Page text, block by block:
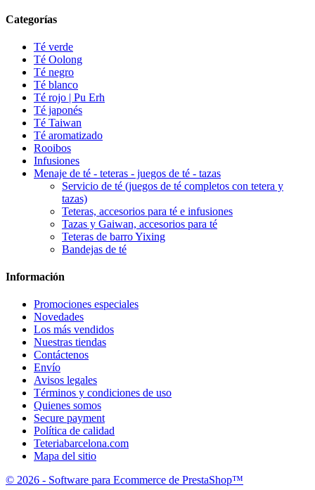
Categorías
Té verde
Té Oolong
Té negro
Té blanco
Té rojo | Pu Erh
Té japonés
Té Taiwan
Té aromatizado
Rooibos
Infusiones
Menaje de té - teteras - juegos de té - tazas
Servicio de té (juegos de té completos con tetera y
tazas)
Teteras, accesorios para té e infusiones
Tazas y Gaiwan, accesorios para té
Teteras de barro Yixing
Bandejas de té
Información
Promociones especiales
Novedades
Los más vendidos
Nuestras tiendas
Contáctenos
Envío
Avisos legales
Términos y condiciones de uso
Quienes somos
Secure payment
Política de calidad
Teteriabarcelona.com
Mapa del sitio
© 2026 - Software para Ecommerce de PrestaShop™